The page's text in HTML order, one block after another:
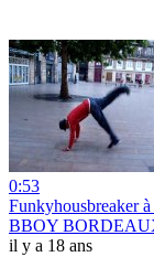
0:53
Funkyhousbreaker
BBOY
il y a 18 ans